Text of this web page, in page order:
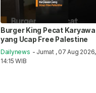
Burger King Pecat
yang Ucap Free Palestine
Dailynews - Jumat , 07 Aug 2026,
14:15 WIB